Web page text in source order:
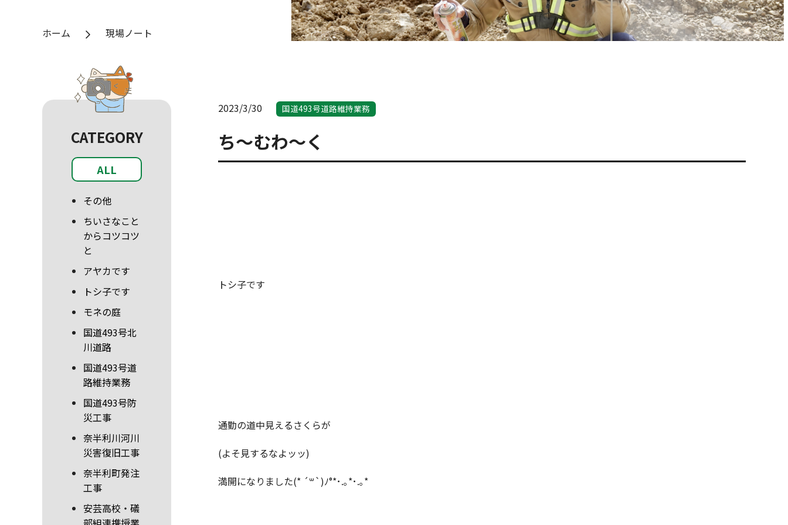
ホーム 現場ノート
CATEGORY
ALL
その他
ちいさなこと
からコツコツ
と
アヤカです
トシ子です
モネの庭
国道493号北
川道路
国道493号道
路維持業務
国道493号防
災工事
奈半利川河川
災害復旧工事
奈半利町発注
工事
安芸高校・礒
2023/3/30 国道493号道路維持業務
ち～むわ～く
トシ子です
通勤の道中見えるさくらが
(よそ見するなよッッ)
満開になりました(* ´꒳`)ﾉ°*･.｡*･.｡*